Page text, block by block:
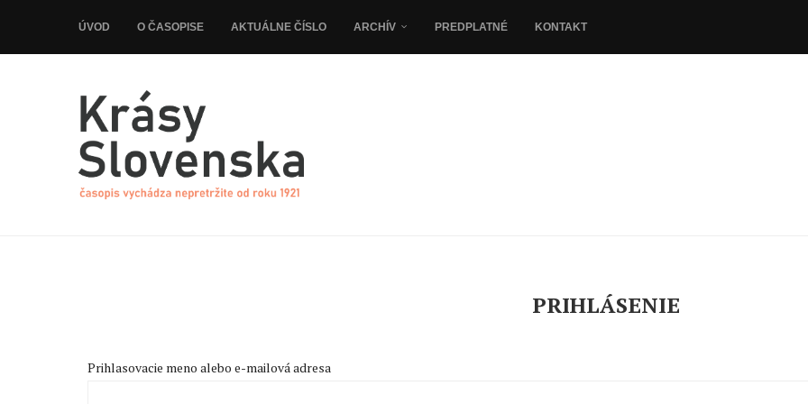
ÚVOD O ČASOPISE AKTUÁLNE ČÍSLO ARCHÍV PREDPLATNÉ KONTAKT
PRIHLÁSENIE
Prihlasovacie meno alebo e-mailová adresa